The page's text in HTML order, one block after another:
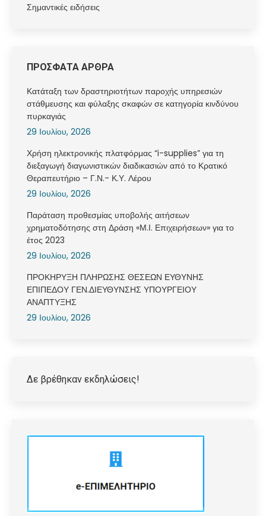
Σημαντικές ειδήσεις
ΠΡΟΣΦΑΤΑ ΑΡΘΡΑ
Κατάταξη των δραστηριοτήτων παροχής υπηρεσιών
στάθμευσης και φύλαξης σκαφών σε κατηγορία κινδύνου
πυρκαγιάς
29 Ιουλίου, 2026
Χρήση ηλεκτρονικής πλατφόρμας “i-supplies” για τη
διεξαγωγή διαγωνιστικών διαδικασιών από το Κρατικό
Θεραπευτήριο – Γ.Ν.- Κ.Υ. Λέρου
29 Ιουλίου, 2026
Παράταση προθεσμίας υποβολής αιτήσεων
χρηματοδότησης στη Δράση «Μ.Ι. Επιχειρήσεων» για το
έτος 2023
29 Ιουλίου, 2026
ΠΡΟΚΗΡΥΞΗ ΠΛΗΡΩΣΗΣ ΘΕΣΕΩΝ ΕΥΘΥΝΗΣ
ΕΠΙΠΕΔΟΥ ΓΕΝ.ΔΙΕΥΘΥΝΣΗΣ ΥΠΟΥΡΓΕΙΟΥ
ΑΝΑΠΤΥΞΗΣ
29 Ιουλίου, 2026
Δε βρέθηκαν εκδηλώσεις!